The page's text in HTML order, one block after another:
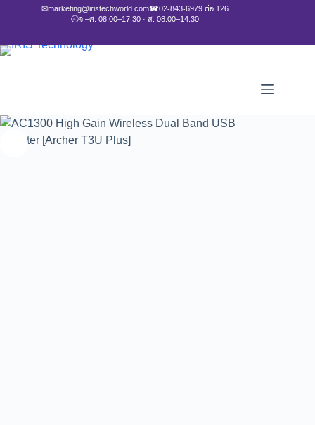
✉marketing@iristechworld.com☎02-843-6979 ต่อ 126
🕘จ.–ศ. 08:00–17:30 · ส. 08:00–14:30